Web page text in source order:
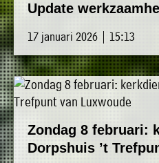
Update
17 januari 2026 | 15:13
Zondag 8 februari:
Dorpshuis ’t